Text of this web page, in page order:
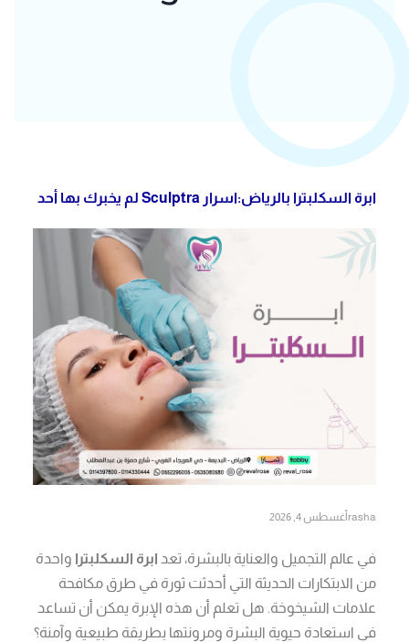
ابرة السكلبترا بالرياض:اسرار Sculptra لم يخبرك بها أحد
rasha أغسطس 4, 2026
في عالم التجميل والعناية بالبشرة، تعد ابرة السكلبترا واحدة
من الابتكارات الحديثة التي أحدثت ثورة في طرق مكافحة
علامات الشيخوخة. هل تعلم أن هذه الإبرة يمكن أن تساعد
في استعادة حيوية البشرة ومرونتها بطريقة طبيعية وآمنة؟